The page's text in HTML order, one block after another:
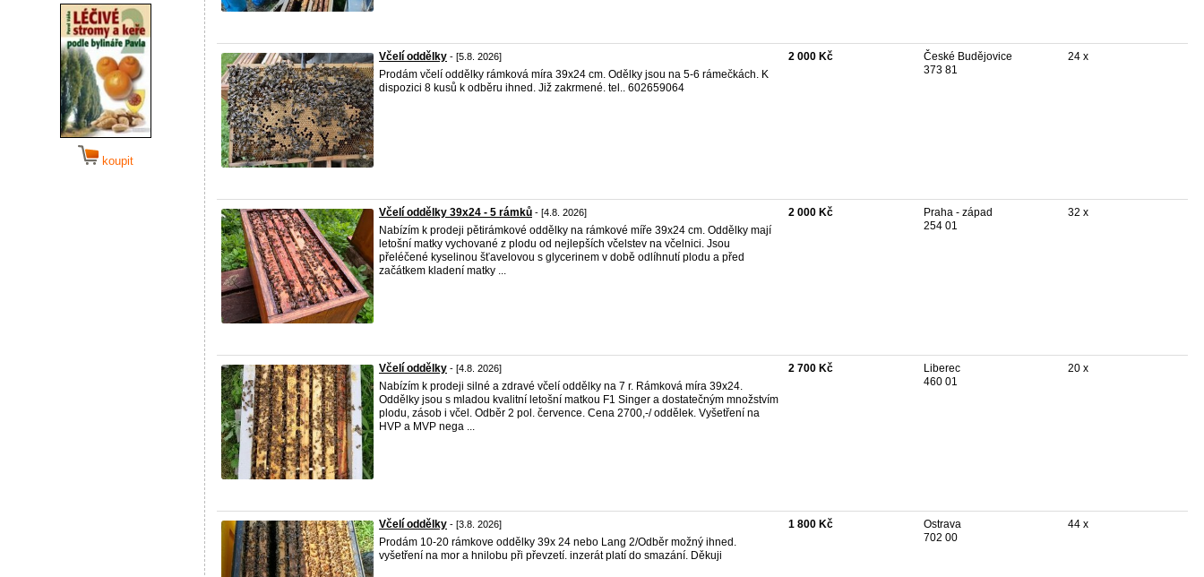
koupit
Včelí oddělky - [5.8. 2026]
Prodám včelí oddělky rámková míra 39x24 cm. Odělky jsou na 5-6 rámečkách. K
dispozici 8 kusů k odběru ihned. Již zakrmené. tel.. 602659064
2 000 Kč
České Budějovice
373 81
24 x
Včelí oddělky 39x24 - 5 rámků - [4.8. 2026]
Nabízím k prodeji pětirámkové oddělky na rámkové míře 39x24 cm. Oddělky mají
letošní matky vychované z plodu od nejlepších včelstev na včelnici. Jsou
přeléčené kyselinou šťavelovou s glycerinem v době odlíhnutí plodu a před
začátkem kladení matky ...
2 000 Kč
Praha - západ
254 01
32 x
Včelí oddělky - [4.8. 2026]
Nabízím k prodeji silné a zdravé včelí oddělky na 7 r. Rámková míra 39x24.
Oddělky jsou s mladou kvalitní letošní matkou F1 Singer a dostatečným množstvím
plodu, zásob i včel. Odběr 2 pol. července. Cena 2700,-/ oddělek. Vyšetření na
HVP a MVP nega ...
2 700 Kč
Liberec
460 01
20 x
Včelí oddělky - [3.8. 2026]
Prodám 10-20 rámkove oddělky 39x 24 nebo Lang 2/Odběr možný ihned.
vyšetření na mor a hnilobu při převzetí. inzerát platí do smazání. Děkuji
1 800 Kč
Ostrava
702 00
44 x